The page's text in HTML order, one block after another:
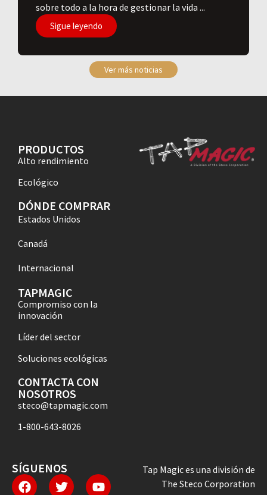
sobre todo a la hora de gestionar la vida ...
Sigue leyendo
Ver más noticias
PRODUCTOS
Alto rendimiento
Ecológico
DÓNDE COMPRAR
Estados Unidos
Canadá
Internacional
TAPMAGIC
Compromiso con la
innovación
Líder del sector
Soluciones ecológicas
CONTACTA CON
NOSOTROS
steco@tapmagic.com
1-800-643-8026
SÍGUENOS
Tap Magic es una división de
The Steco Corporation